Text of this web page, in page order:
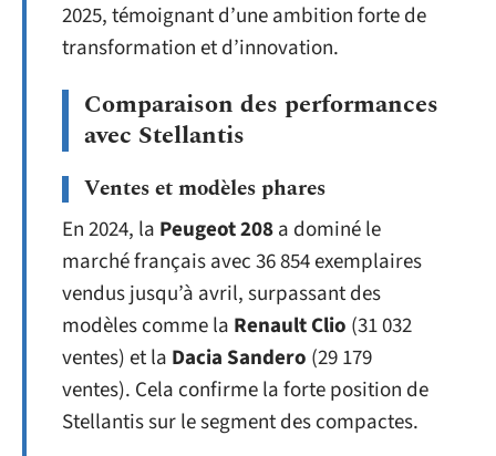
2025, témoignant d’une ambition forte de
transformation et d’innovation.
Comparaison des performances
avec Stellantis
Ventes et modèles phares
En 2024, la Peugeot 208a dominé le
marché français avec 36 854 exemplaires
vendus jusqu’à avril, surpassant des
modèles comme la Renault Clio (31 032
ventes) et la Dacia Sandero (29 179
ventes). Cela confirme la forte position de
Stellantis sur le segment des compactes.